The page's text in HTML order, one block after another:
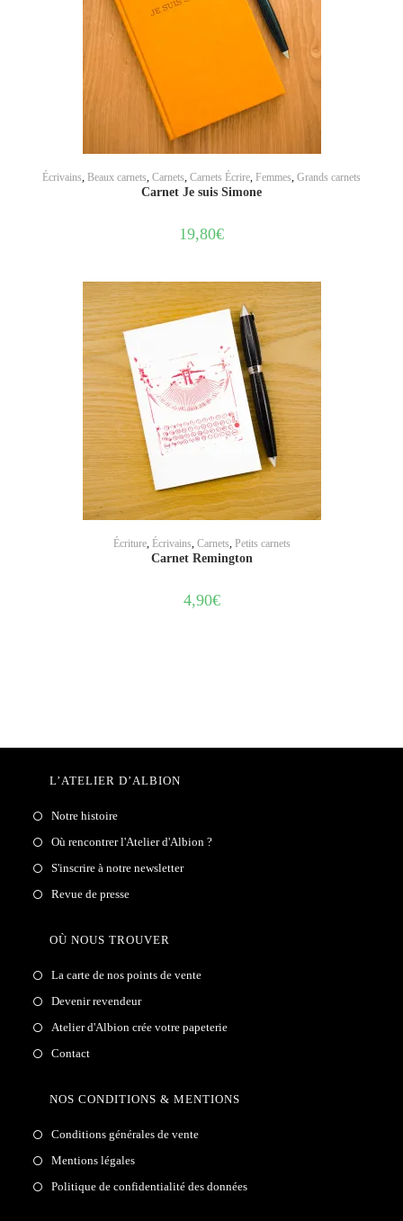
AJOUTER AU PANIER
Écrivains Beaux carnets Carnets Carnets Écrire Femmes Grands carnets
Carnet Je suis Simone
19,80€
AJOUTER AU PANIER
Écriture, Écrivains, Carnets, Petits carnets
Carnet Remington
4,90€
L’ATELIER D’ALBION
Notre histoire
Où rencontrer l'Atelier d'Albion ?
S'inscrire à notre newsletter
Revue de presse
OÙ NOUS TROUVER
La carte de nos points de vente
Devenir revendeur
Atelier d'Albion crée votre papeterie
Contact
NOS CONDITIONS & MENTIONS
Conditions générales de vente
Mentions légales
Politique de confidentialité des données